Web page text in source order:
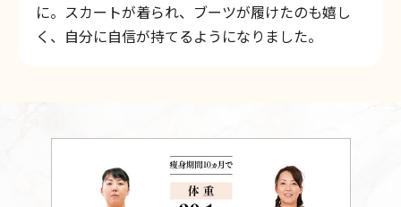
に。スカートが着られ、ブーツが履けたのも嬉し
く、自分に自信が持てるようになりました。